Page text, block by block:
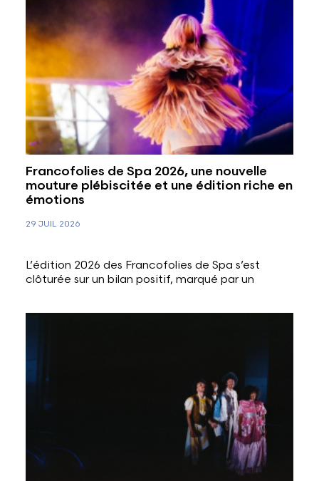
Francofolies de Spa 2026, une nouvelle
mouture plébiscitée et une édition riche en
émotions
29 JUIL 2026
L’édition 2026 des Francofolies de Spa s’est
clôturée sur un bilan positif, marqué par un